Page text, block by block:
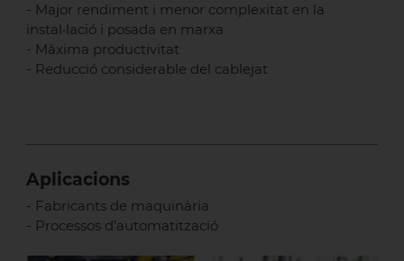
- Major rendiment i menor complexitat en la
instal·lació i posada en marxa
- Màxima productivitat
- Reducció considerable del cablejat
Aplicacions
- Fabricants de maquinària
- Processos d'automatització